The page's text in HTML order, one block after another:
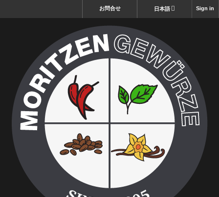
Sign in
日本語
お問合せ